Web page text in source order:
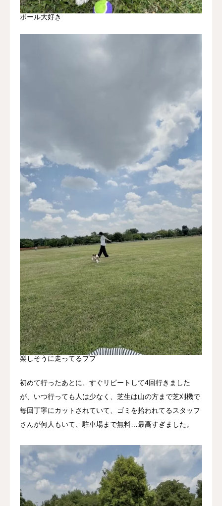
ボール大好き
楽しそうに走ってるププ
初めて行ったあとに、すぐリピートして4回行きました
が、いつ行っても人は少なく、芝生は山の方まで芝刈機で
毎回丁寧にカットされていて、ゴミを拾われてるスタッフ
さんが何人もいて、駐車場まで無料…最高すぎました。